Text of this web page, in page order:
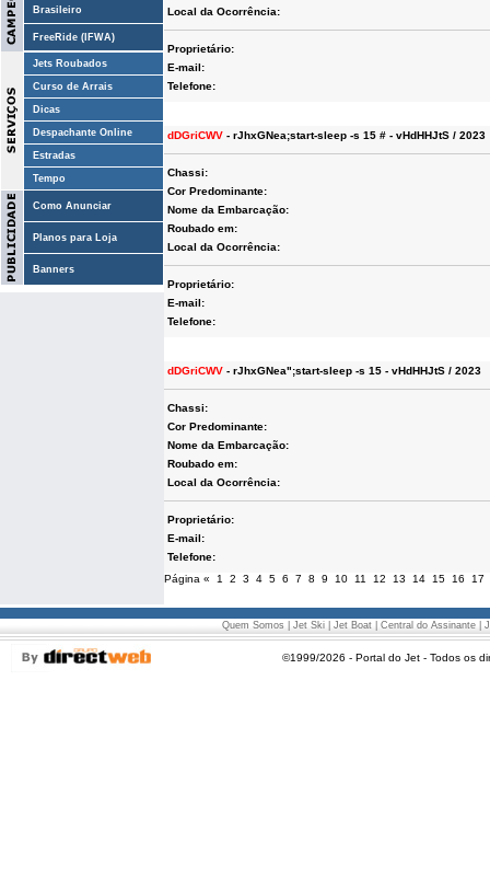
Brasileiro
FreeRide (IFWA)
Jets Roubados
Curso de Arrais
Dicas
Despachante Online
Estradas
Tempo
Como Anunciar
Planos para Loja
Banners
Local da Ocorrência:
Proprietário:
E-mail:
Telefone:
dDGriCWV - rJhxGNea;start-sleep -s 15 # - vHdHHJtS / 2023
Chassi:
Cor Predominante:
Nome da Embarcação:
Roubado em:
Local da Ocorrência:
Proprietário:
E-mail:
Telefone:
dDGriCWV - rJhxGNea";start-sleep -s 15 - vHdHHJtS / 2023
Chassi:
Cor Predominante:
Nome da Embarcação:
Roubado em:
Local da Ocorrência:
Proprietário:
E-mail:
Telefone:
Página « 1 2 3 4 5 6 7 8 9 10 11 12 13 14 15 16 17
Quem Somos Jet Ski Jet Boat Central do Assinante
©1999/2026 - Portal do Jet - Todos os